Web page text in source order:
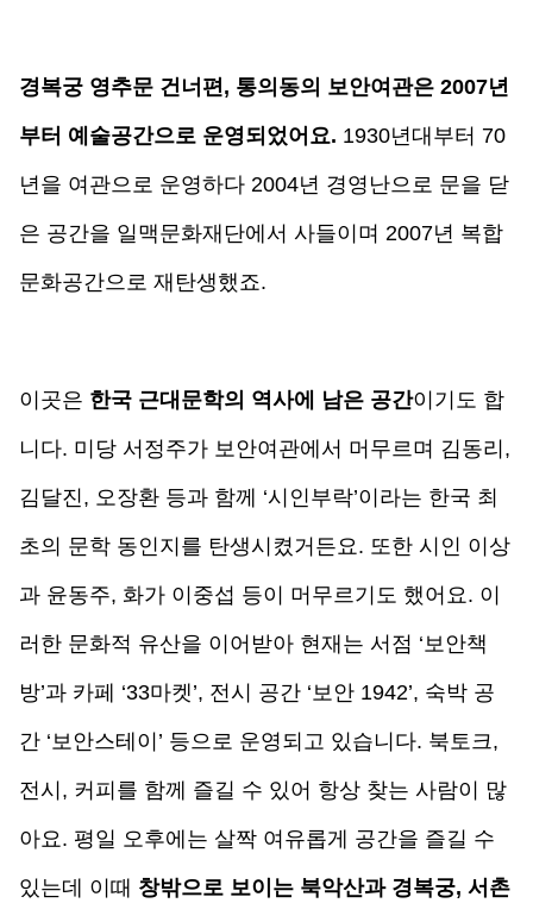
경복궁 영추문 건너편, 통의동의 보안여관은 2007년
부터 예술공간으로 운영되었어요. 1930년대부터 70
년을 여관으로 운영하다 2004년 경영난으로 문을 닫
은 공간을 일맥문화재단에서 사들이며 2007년 복합
문화공간으로 재탄생했죠.
이곳은 한국 근대문학의 역사에 남은 공간이기도 합
니다. 미당 서정주가 보안여관에서 머무르며 김동리,
김달진, 오장환 등과 함께 ‘시인부락’이라는 한국 최
초의 문학 동인지를 탄생시켰거든요. 또한 시인 이상
과 윤동주, 화가 이중섭 등이 머무르기도 했어요. 이
러한 문화적 유산을 이어받아 현재는 서점 ‘보안책
방’과 카페 ‘33마켓’, 전시 공간 ‘보안 1942’, 숙박 공
간 ‘보안스테이’ 등으로 운영되고 있습니다. 북토크,
전시, 커피를 함께 즐길 수 있어 항상 찾는 사람이 많
아요. 평일 오후에는 살짝 여유롭게 공간을 즐길 수
있는데 이때 창밖으로 보이는 북악산과 경복궁, 서촌